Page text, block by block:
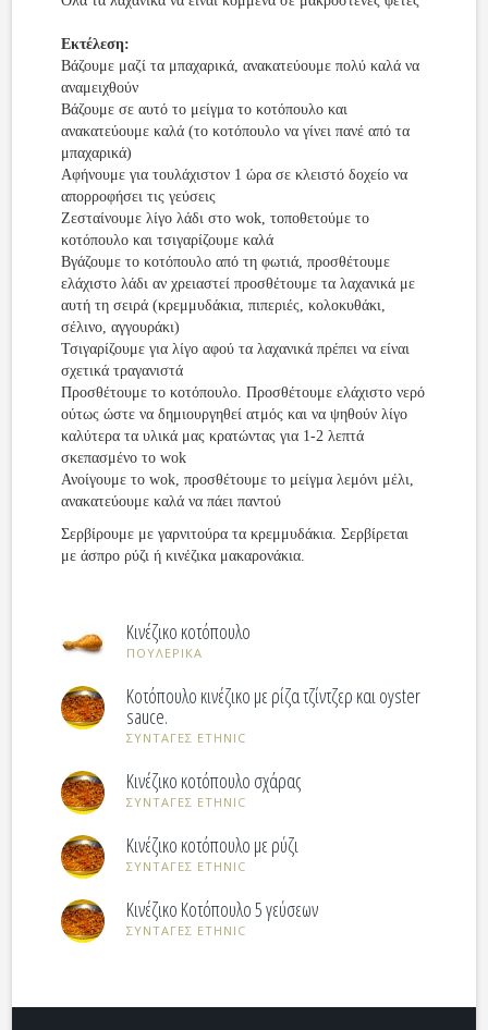
Εκτέλεση:
Βάζουμε μαζί τα μπαχαρικά, ανακατεύουμε πολύ καλά να
αναμειχθούν
Βάζουμε σε αυτό το μείγμα το κοτόπουλο και
ανακατεύουμε καλά (το κοτόπουλο να γίνει πανέ από τα
μπαχαρικά)
Αφήνουμε για τουλάχιστον 1 ώρα σε κλειστό δοχείο να
απορροφήσει τις γεύσεις
Ζεσταίνουμε λίγο λάδι στο wok, τοποθετούμε το
κοτόπουλο και τσιγαρίζουμε καλά
Βγάζουμε το κοτόπουλο από τη φωτιά, προσθέτουμε
ελάχιστο λάδι αν χρειαστεί προσθέτουμε τα λαχανικά με
αυτή τη σειρά (κρεμμυδάκια, πιπεριές, κολοκυθάκι,
σέλινο, αγγουράκι)
Τσιγαρίζουμε για λίγο αφού τα λαχανικά πρέπει να είναι
σχετικά τραγανιστά
Προσθέτουμε το κοτόπουλο. Προσθέτουμε ελάχιστο νερό
ούτως ώστε να δημιουργηθεί ατμός και να ψηθούν λίγο
καλύτερα τα υλικά μας κρατώντας για 1-2 λεπτά
σκεπασμένο το wok
Ανοίγουμε το wok, προσθέτουμε το μείγμα λεμόνι μέλι,
ανακατεύουμε καλά να πάει παντού
Σερβίρουμε με γαρνιτούρα τα κρεμμυδάκια. Σερβίρεται
με άσπρο ρύζι ή κινέζικα μακαρονάκια.
Κινέζικο κοτόπουλο
ΠΟΥΛΕΡΙΚΑ
Κοτόπουλο κινέζικο με ρίζα τζίντζερ και oyster
sauce.
ΣΥΝΤΑΓΕΣ ETHNIC
Κινέζικο κοτόπουλο σχάρας
ΣΥΝΤΑΓΕΣ ETHNIC
Κινέζικο κοτόπουλο με ρύζι
ΣΥΝΤΑΓΕΣ ETHNIC
Κινέζικο Κοτόπουλο 5 γεύσεων
ΣΥΝΤΑΓΕΣ ETHNIC